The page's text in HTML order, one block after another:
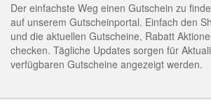
Der einfachste Weg einen Gutschein zu
auf unserem Gutscheinportal. Einfach den
und die aktuellen Gutscheine, Rabatt
checken. Tägliche Updates sorgen für
verfügbaren Gutscheine angezeigt werden.